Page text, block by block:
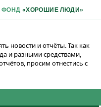
ФОНД «ХОРОШИЕ ЛЮДИ»
новости и отчёты. Так как
и разными средствами,
просим отнестись с